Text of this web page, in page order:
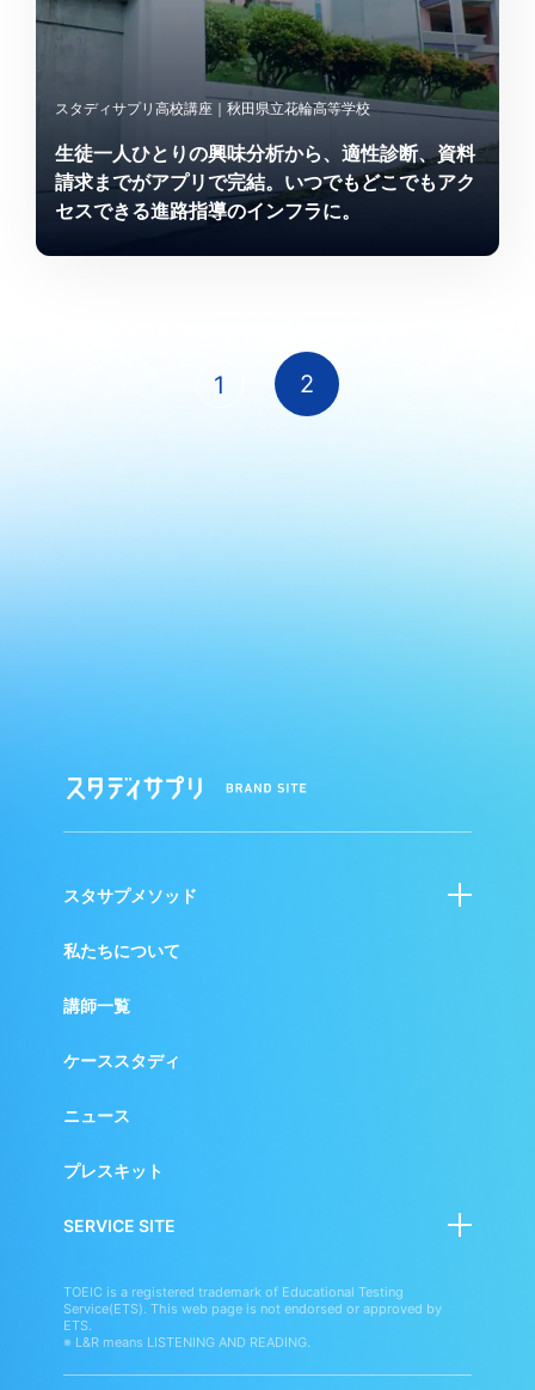
スタディサプリ高校講座｜秋田県立花輪高等学校
生徒一人ひとりの興味分析から、適性診断、資料
請求までがアプリで完結。いつでもどこでもアク
セスできる進路指導のインフラに。
1 2
ス
タ
デ
プ
SITE
スタサプメソッド
学校・自治体向けサービス
小・中・高校生向けサービス
私たちについて
講師一覧
ケーススタディ
ニュース
プレスキット
SERVICE SITE
スタディサプリENGLISH
学校向けサービス
TOEIC is a registered trademark of Educational Testing
Service(ETS). This web page is not endorsed or approved by
ETS.
※ L&R means LISTENING AND READING.